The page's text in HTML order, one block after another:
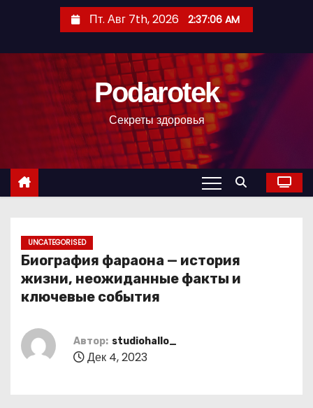
с
Пт. Авг 7th, 2026 2:37:07 AM
Podarotek
Секреты здоровья
UNCATEGORISED
Биография фараона — история
жизни, неожиданные факты и
ключевые события
Автор: studiohallo_
Дек 4, 2023